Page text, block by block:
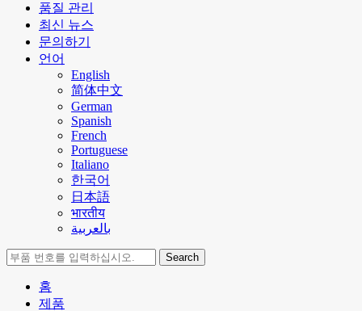
품질 관리
최신 뉴스
문의하기
언어
English
简体中文
German
Spanish
French
Portuguese
Italiano
한국어
日本語
भारतीय
بالعربية
Search
홈
제품